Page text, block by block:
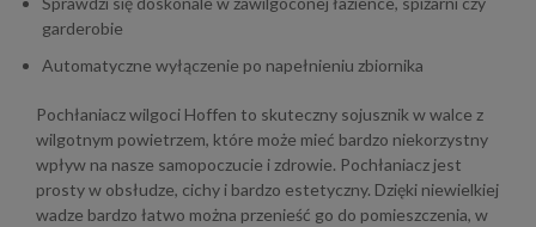
garderobie
Automatyczne wyłączenie po napełnieniu zbiornika
Pochłaniacz wilgoci Hoffen to skuteczny sojusznik w walce z
wilgotnym powietrzem, które może mieć bardzo niekorzystny
wpływ na nasze samopoczucie i zdrowie. Pochłaniacz jest
prosty w obsłudze, cichy i bardzo estetyczny. Dzięki niewielkiej
wadze bardzo łatwo można przenieść go do pomieszczenia, w